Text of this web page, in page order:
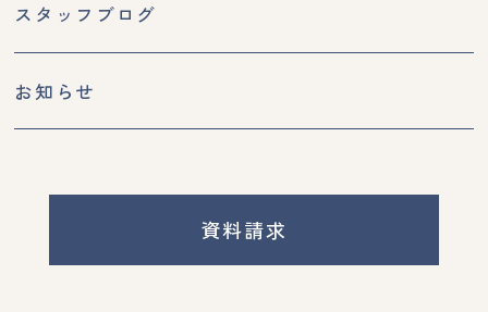
スタッフブログ
お知らせ
資料請求